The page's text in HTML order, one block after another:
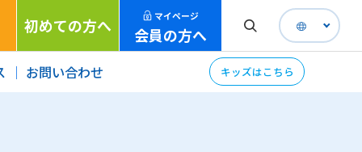
初めての方へ マイページ
会員の方へ
お問い合わせ キッズはこちら